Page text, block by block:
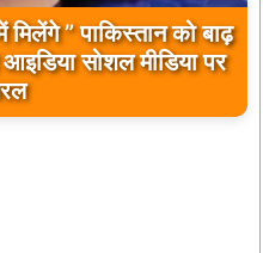
” पाकिस्तान को बाढ़
सोशल मीडिया पर